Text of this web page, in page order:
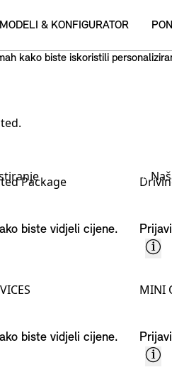
kako biste iskoristili
– odaberite:
Package
biste vidjeli cijene.
biste vidjeli cijene.
MINI